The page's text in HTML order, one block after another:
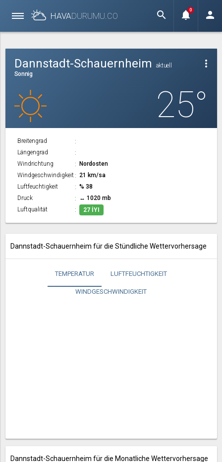
HAVADURUMU.CO search notifications
0 person
more_vert
Dannstadt-Schauernheim
aktuell
Sonnig
25°
Breitengrad
Längengrad
Windrichtung
Nordosten
Windgeschwindigkeit
21 km/sa
Luftfeuchtigkeit
% 38
Druck
↔ 1020 mb
Luftqualität
27 İYI
Dannstadt-Schauernheim für die Stündliche Wettervorhersage
TEMPERATUR LUFTFEUCHTIGKEIT
WINDGESCHWINDIGKEIT
Dannstadt-Schauernheim für die Monatliche Wettervorhersage